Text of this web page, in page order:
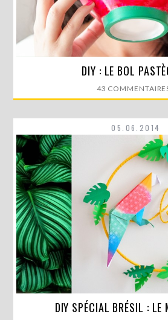
Après le tote bag, les chaussures,
DIY : LE BOL
43
05.06.2014
Le mois de juin est arrivé ! Il
DIY SPÉCIAL BRÉSIL : LE